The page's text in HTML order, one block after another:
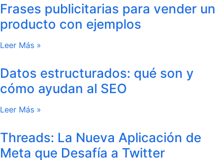
Frases publicitarias para vender un
producto con ejemplos
Leer Más »
Datos estructurados: qué son y
cómo ayudan al SEO
Leer Más »
Threads: La Nueva Aplicación de
Meta que Desafía a Twitter